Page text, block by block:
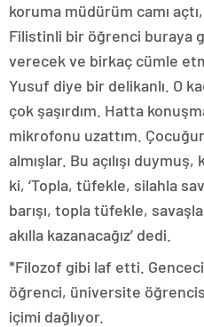
koruma müdürüm camı
Filistinli bir öğrenci buraya
verecek ve birkaç cümle
Yusuf diye bir delikanlı. O
çok şaşırdım. Hatta
mikrofonu uzattım.
almışlar. Bu açılışı
ki, ‘Topla, tüfekle, silahla
barışı, topla tüfekle,
akılla kazanacağız’ dedi.
*Filozof gibi laf etti.
öğrenci, üniversite
içimi dağlıyor.